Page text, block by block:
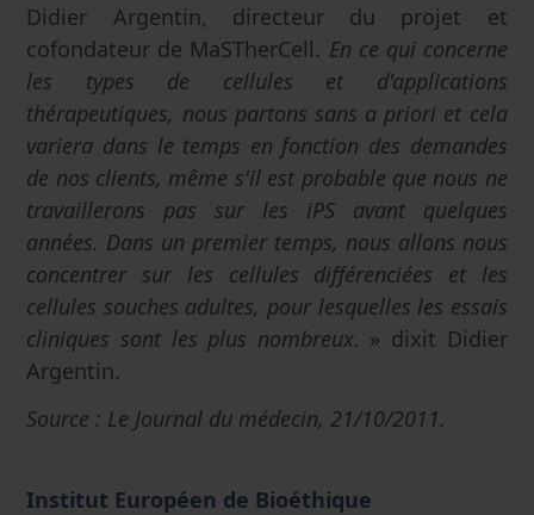
Didier Argentin, directeur du projet et
cofondateur de MaSTherCell. En ce qui concerne
les types de cellules et d'applications
thérapeutiques, nous partons sans a priori et cela
variera dans le temps en fonction des demandes
de nos clients, même s'il est probable que nous ne
travaillerons pas sur les iPS avant quelques
années. Dans un premier temps, nous allons nous
concentrer sur les cellules différenciées et les
cellules souches adultes, pour lesquelles les essais
cliniques sont les plus nombreux. » dixit Didier
Argentin.
Source : Le Journal du médecin, 21/10/2011.
Institut Européen de Bioéthique